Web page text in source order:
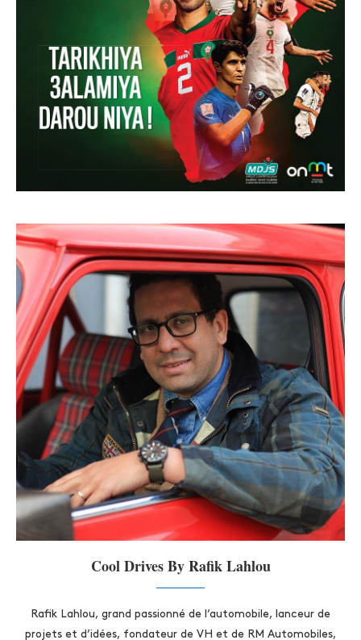
Cool Drives By Rafik Lahlou
Rafik Lahlou, grand passionné de l’automobile, lanceur de
projets et d’idées, fondateur de VH et de RM Automobiles,